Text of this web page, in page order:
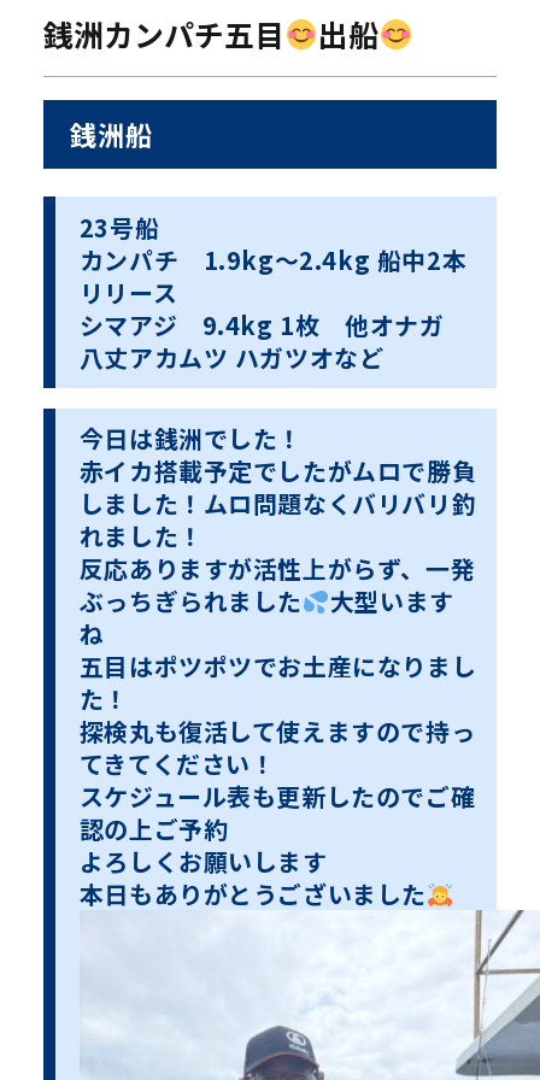
銭洲カンパチ五目 出船
銭洲船
23号船
カンパチ 1.9kg〜2.4kg 船中2本
リリース
シマアジ 9.4kg 1枚 他オナガ
八丈アカムツ ハガツオなど
今日は銭洲でした！
赤イカ搭載予定でしたがムロで勝負
しました！ムロ問題なくバリバリ釣
れました！
反応ありますが活性上がらず、一発
ぶっちぎられました
大型います
ね
五目はポツポツでお土産になりまし
た！
探検丸も復活して使えますので持っ
てきてください！
スケジュール表も更新したのでご確
認の上ご予約
よろしくお願いします
本日もありがとうございました